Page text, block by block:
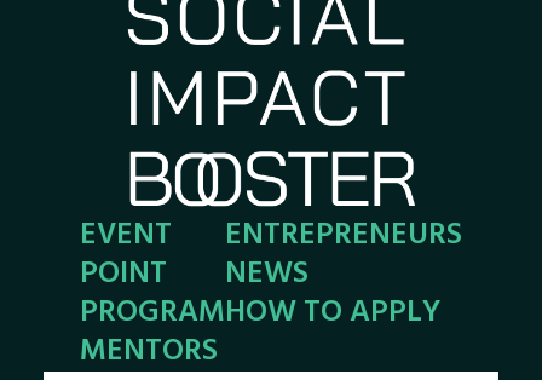
EVENT
POINT
PROGRAM
MENTORS
ENTREPRENEURS
NEWS
HOW TO APPLY